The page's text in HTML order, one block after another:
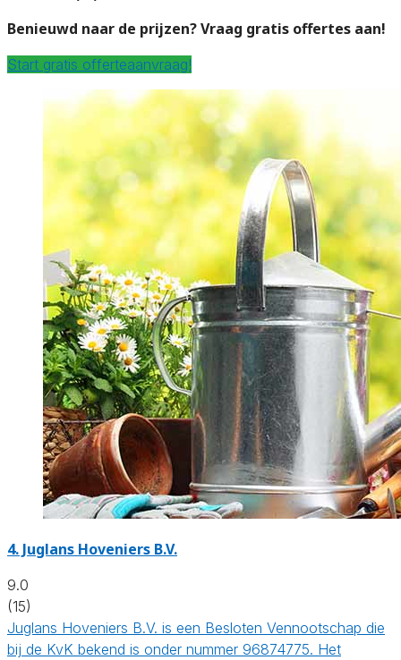
Benieuwd naar de prijzen? Vraag gratis offertes aan!
Start gratis offerteaanvraag!
4. Juglans Hoveniers B.V.
9.0
(15)
Juglans Hoveniers B.V. is een Besloten Vennootschap die
bij de KvK bekend is onder nummer 96874775. Het